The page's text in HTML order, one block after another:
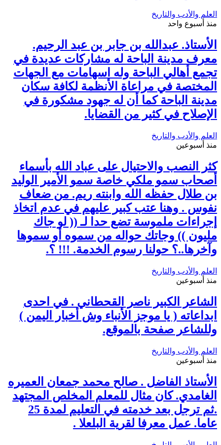
العلم والأدب والتاريخ
منذ أسبوع واحد
الأستاذ. عبدالله بن جابر بن عبد الرحيم.
معرف مدينة الباحة له مشاركات عديدة في
تجمع أهالي الباحة وله اسهامات مع الجهات
المختصة في مراعاة الأنظمة لكافة سكان
مدينة الباحة كما أن له جهود مشكورة في
الإصلاح في كثير من القضايا.
العلم والأدب والتاريخ
منذ أسبوعين
كثر النصب والاحتيال على عباد الله بأسماء
أصحاب سمو ملكي خاصة سمو الأمير الوليد
بن طلال حفظه الله وابنته ريم. من ضعاف
نفوس . وهنا عتب كبير عليهم في عدم اتخاذ
إجراءات ملموسة تضع حدا لـ (( لو جاك
مليون )) وجاتك حواله من سموه أو سموها
وآخرها..؟ حولنا رسوم الخدمة. !!! ؟.
العلم والأدب والتاريخ
منذ أسبوعين
الشاعر الكبير ناصر القحطاني . في احدى
ابداعاته ( يا موجز الأنباء وش أخبار اليمن )
وللشاعر صفحة بالموقع.
العلم والأدب والتاريخ
منذ أسبوعين
الأستاذ الفاضل . صالح محمد جمعان العميره
الغامدي. كان مثال للمعلم المخلص المجتهد
.ثم ترجل بعد خدمته في التعليم لمدة 25
عاما. عمل معرفا لقرية البلعلا .